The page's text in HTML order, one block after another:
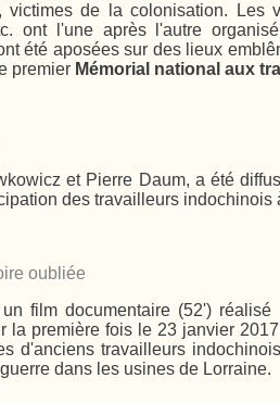
victimes de la colonisation. Les
ont l'une après l'autre
été aposées sur des lieux
premier Mémorial national aux
et Pierre Daum, a été
des travailleurs
oubliée
film documentaire (52')
la première fois le 23 janvier
d'anciens travailleurs
dans les usines de Lorraine.